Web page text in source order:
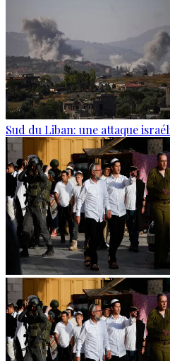
Sud du Liban: une attaque